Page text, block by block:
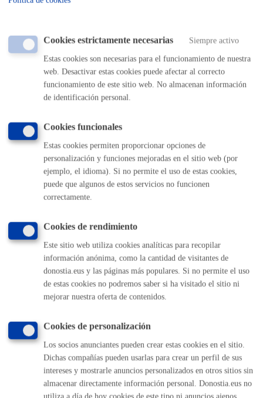
Cada copia B/N en papel Din A4 ..................................
.0,08 €
Cada copia B/N en papel Din A3
...................................0,15 €
Cada copia COLOR en papel Din A4
...............................0,84 €
Cada copia COLOR en papel Din A3
...............................1,60 €
Plazo de resolución y sentido
del silencio
Plazo estimado:21 días
La resolución en la que se conceda o deniegue el acceso
deberá notificarse al solicitante y a los terceros/as afectadas
que así lo hayan solicitado en el plazo máximo de un mes
desde la recepción de la solicitud por el órgano competente
para resolver.
el volumen o la complejidad de la información que se
solicita así lo hagan necesario y previa notificación al
solicitante.
Transcurrido el plazo máximo para resolver sin que se haya
dictado y notificado resolución expresa se entenderá que la
solicitud ha sido desestimada.
Cookies estrictamente necesarias Siempre activo
Estas cookies son necesarias para el funcionamiento de nuestra
web. Desactivar estas cookies puede afectar al correcto
funcionamiento de este sitio web. No almacenan información
de identificación personal.
Cookies funcionales
Estas cookies permiten proporcionar opciones de
personalización y funciones mejoradas en el sitio web (por
ejemplo, el idioma). Si no permite el uso de estas cookies,
puede que algunos de estos servicios no funcionen
correctamente.
Cookies de rendimiento
Este sitio web utiliza cookies analíticas para recopilar
información anónima, como la cantidad de visitantes de
donostia.eus y las páginas más populares. Si no permite el uso
de estas cookies no podremos saber si ha visitado el sitio ni
mejorar nuestra oferta de contenidos.
Cookies de personalización
Los socios anunciantes pueden crear estas cookies en el sitio.
Dichas compañías pueden usarlas para crear un perfil de sus
intereses y mostrarle anuncios personalizados en otros sitios sin
almacenar directamente información personal. Donostia.eus no
utiliza a día de hoy cookies de este tipo ni anuncios ajenos.